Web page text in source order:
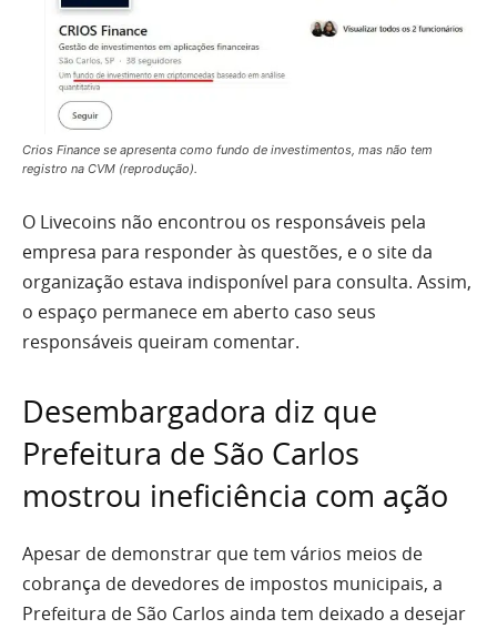
Crios Finance se apresenta como fundo de investimentos, mas não tem
registro na CVM (reprodução).
O Livecoins não encontrou os responsáveis pela
empresa para responder às questões, e o site da
organização estava indisponível para consulta. Assim,
o espaço permanece em aberto caso seus
responsáveis queiram comentar.
Desembargadora diz que
Prefeitura de São Carlos
mostrou ineficiência com ação
Apesar de demonstrar que tem vários meios de
cobrança de devedores de impostos municipais, a
Prefeitura de São Carlos ainda tem deixado a desejar